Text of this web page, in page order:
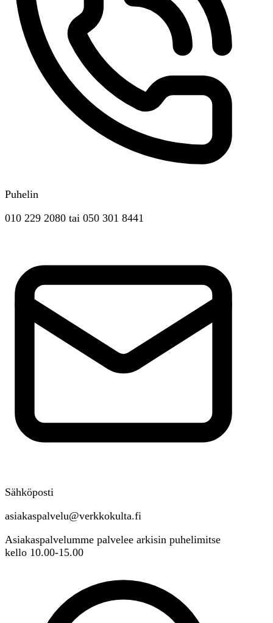
Puhelin
010 229 2080 tai 050 301 8441
Sähköposti
asiakaspalvelu@verkkokulta.fi
Asiakaspalvelumme palvelee arkisin puhelimitse
kello 10.00-15.00